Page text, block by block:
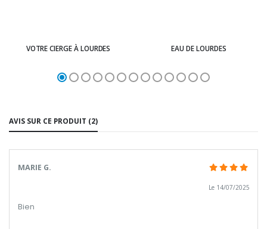
VOTRE CIERGE À LOURDES EAU DE LOURDES
AVIS SUR CE PRODUIT (2)
MARIE G.
Le 14/07/2025
Bien